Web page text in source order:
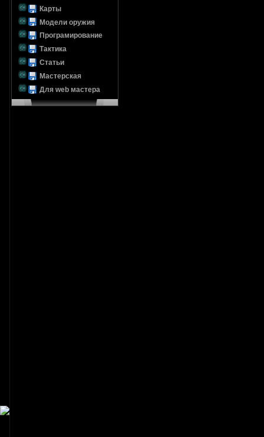
Карты
Модели оружия
Програмирование
Тактика
Статьи
Мастерская
Для web мастера